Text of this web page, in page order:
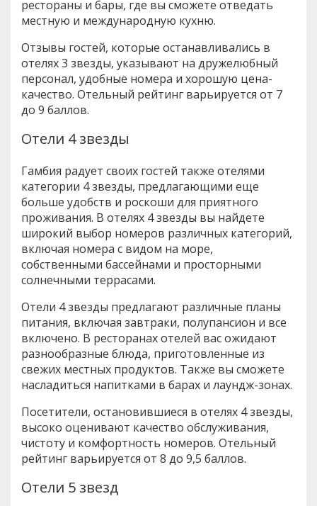
рестораны и бары, где вы сможете отведать
местную и международную кухню.
Отзывы гостей, которые останавливались в
отелях 3 звезды, указывают на дружелюбный
персонал, удобные номера и хорошую цена-
качество. Отельный рейтинг варьируется от 7
до 9 баллов.
Отели 4 звезды
Гамбия радует своих гостей также отелями
категории 4 звезды, предлагающими еще
больше удобств и роскоши для приятного
проживания. В отелях 4 звезды вы найдете
широкий выбор номеров различных категорий,
включая номера с видом на море,
собственными бассейнами и просторными
солнечными террасами.
Отели 4 звезды предлагают различные планы
питания, включая завтраки, полупансион и все
включено. В ресторанах отелей вас ожидают
разнообразные блюда, приготовленные из
свежих местных продуктов. Также вы сможете
насладиться напитками в барах и лаундж-зонах.
Посетители, остановившиеся в отелях 4 звезды,
высоко оценивают качество обслуживания,
чистоту и комфортность номеров. Отельный
рейтинг варьируется от 8 до 9,5 баллов.
Отели 5 звезд